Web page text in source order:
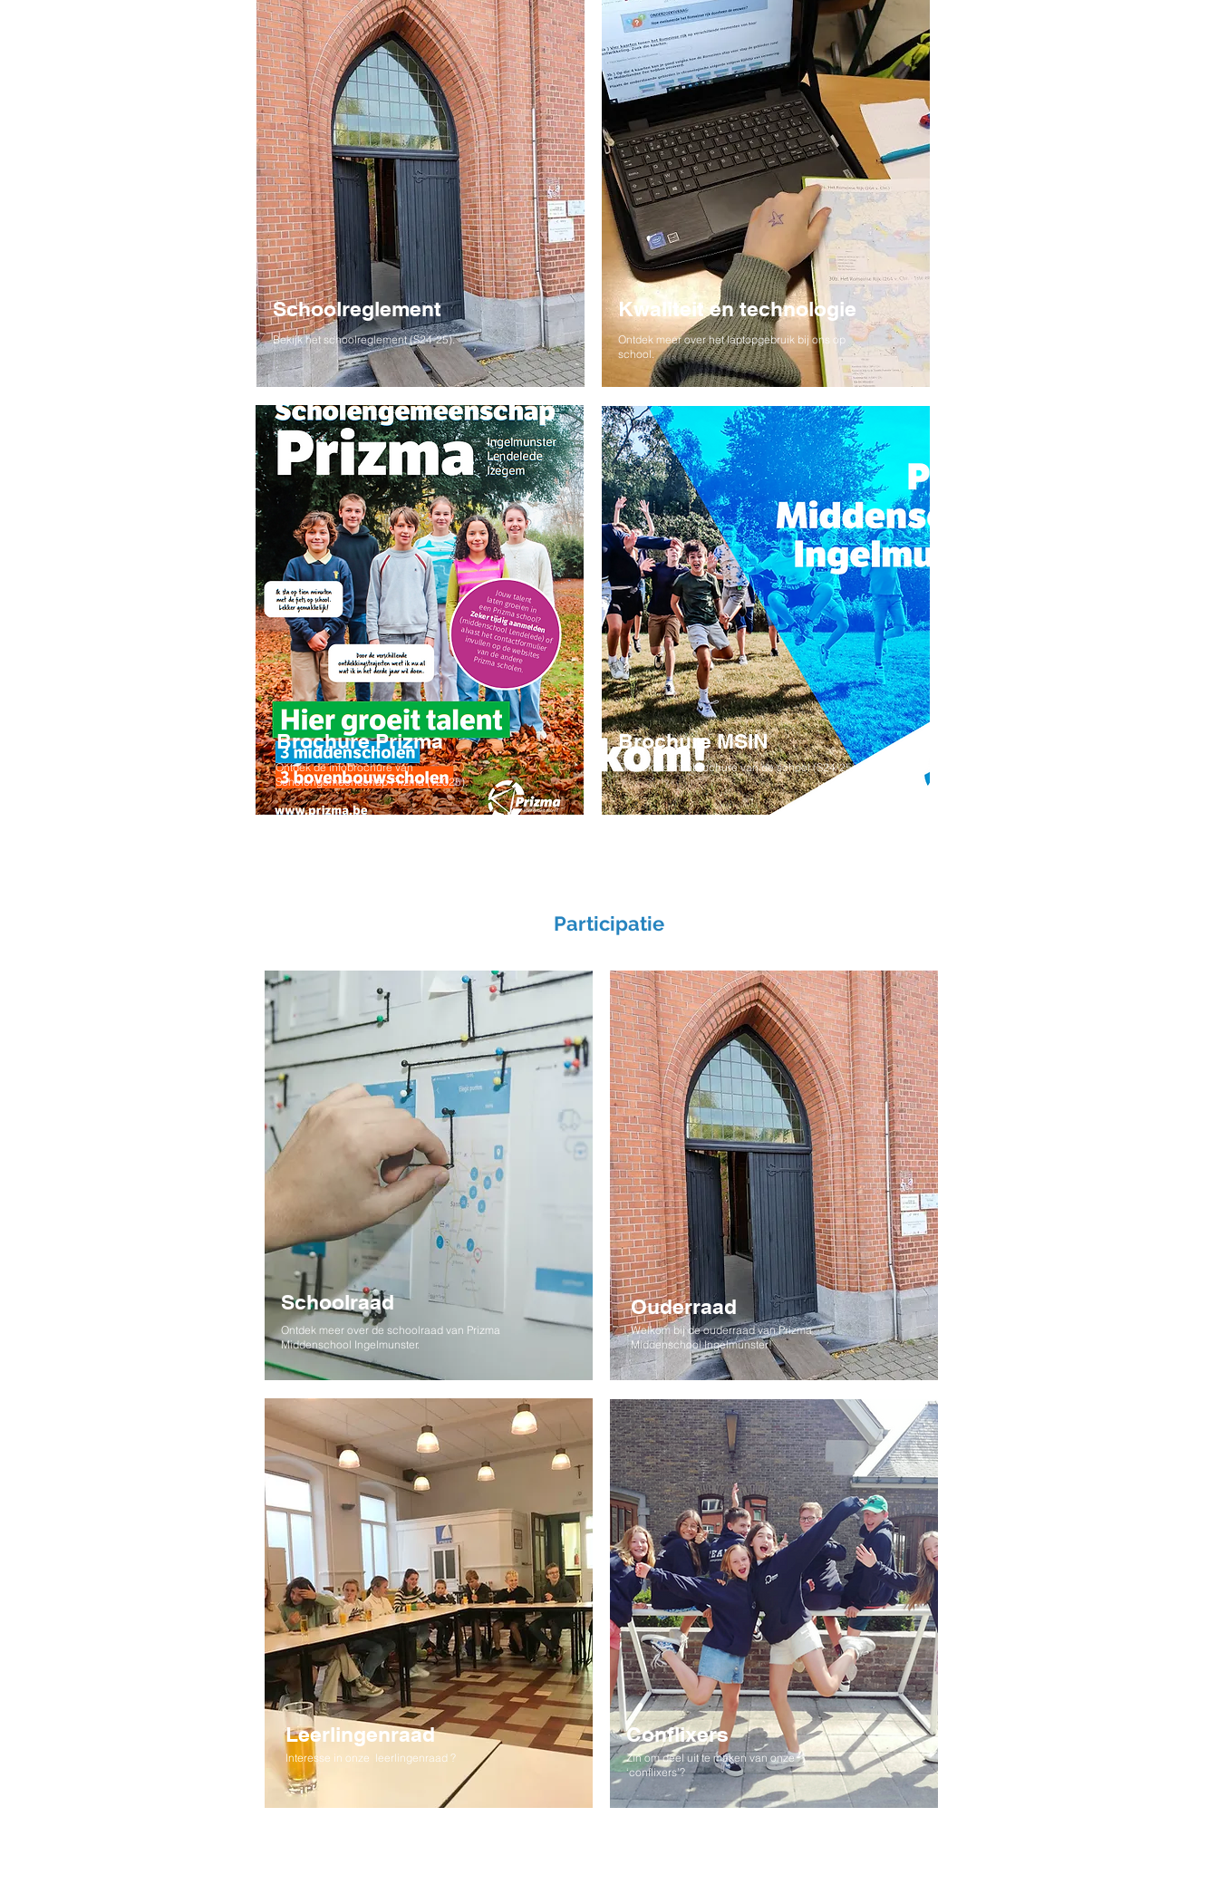
Schoolreglement
Bekijk het schoolreglement (S24-25).
Brochure Prizma
Ontdek de infobrochure van
Scholengemeenschap Prizma (v2025).
Kwaliteit en technologie
Ontdek meer over het laptopgebruik bij ons op
school.
Brochure MSIN
Ontdek de minibrochure van de school (S24-25).
Participatie
Schoolraad
Ontdek meer over de schoolraad van Prizma
Middenschool Ingelmunster.
Leerlingenraad
lnteresse in onze leerlingenraad ?
Ouderraad
Welkom bij de ouderraad van Prizma
Middenschool Ingelmunster!
Conflixers
Zin om deel uit te maken van onze
‘conflixers’?